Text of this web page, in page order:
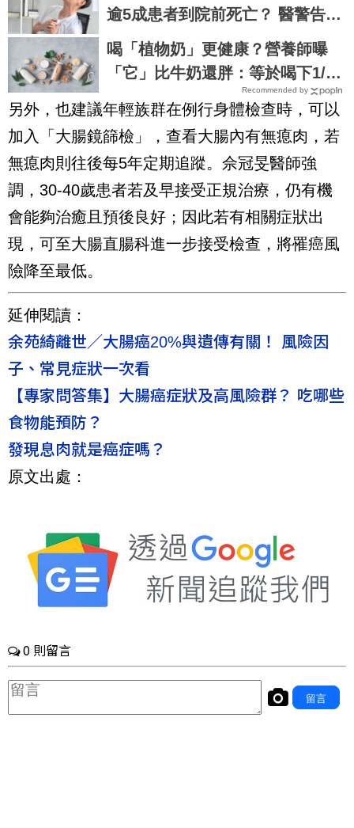
逾5成患者到院前死亡？ 醫警告：
寒流並非唯一風險
喝「植物奶」更健康？營養師曝
「它」比牛奶還胖：等於喝下1/4
Recommended by
另外，也建議年輕族群在例行身體檢查時，可以
加入「大腸鏡篩檢」，查看大腸內有無瘜肉，若
無瘜肉則往後每5年定期追蹤。佘冠旻醫師強
調，30-40歲患者若及早接受正規治療，仍有機
會能夠治癒且預後良好；因此若有相關症狀出
現，可至大腸直腸科進一步接受檢查，將罹癌風
險降至最低。
延伸閱讀：
余苑綺離世／大腸癌20%與遺傳有關！ 風險因
子、常見症狀一次看
【專家問答集】大腸癌症狀及高風險群？ 吃哪些
食物能預防？
發現息肉就是癌症嗎？
原文出處：